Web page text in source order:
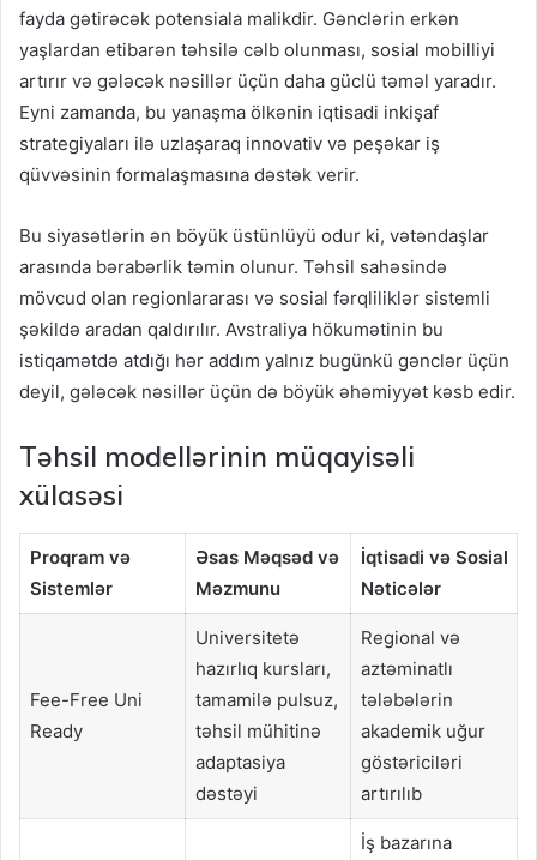
fayda gətirəcək potensiala malikdir. Gənclərin erkən
yaşlardan etibarən təhsilə cəlb olunması, sosial mobilliyi
artırır və gələcək nəsillər üçün daha güclü təməl yaradır.
Eyni zamanda, bu yanaşma ölkənin iqtisadi inkişaf
strategiyaları ilə uzlaşaraq innovativ və peşəkar iş
qüvvəsinin formalaşmasına dəstək verir.
Bu siyasətlərin ən böyük üstünlüyü odur ki, vətəndaşlar
arasında bərabərlik təmin olunur. Təhsil sahəsində
mövcud olan regionlararası və sosial fərqliliklər sistemli
şəkildə aradan qaldırılır. Avstraliya hökumətinin bu
istiqamətdə atdığı hər addım yalnız bugünkü gənclər üçün
deyil, gələcək nəsillər üçün də böyük əhəmiyyət kəsb edir.
Təhsil modellərinin müqayisəli
xülasəsi
Proqram və
Sistemlər
Əsas Məqsəd və
Məzmunu
İqtisadi və Sosial
Nəticələr
Fee-Free Uni
Ready
Universitetə
hazırlıq kursları,
tamamilə pulsuz,
təhsil mühitinə
adaptasiya
dəstəyi
Regional və
aztəminatlı
tələbələrin
akademik uğur
göstəriciləri
artırılıb
İş bazarına